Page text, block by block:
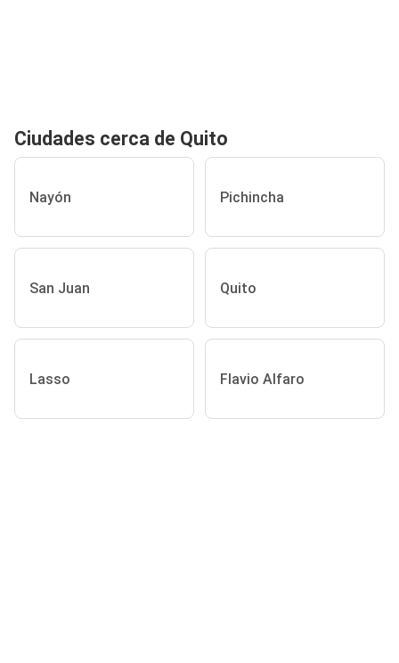
Ciudades cerca de Quito
Nayón Pichincha
San Juan Quito
Lasso Flavio Alfaro